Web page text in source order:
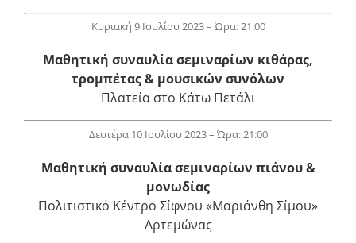
Κυριακή 9 Ιουλίου 2023 – Ώρα: 21:00
Μαθητική συναυλία σεμιναρίων κιθάρας,
τρομπέτας & μουσικών συνόλων
Πλατεία στο Κάτω Πετάλι
Δευτέρα 10 Ιουλίου 2023 – Ώρα: 21:00
Μαθητική συναυλία σεμιναρίων πιάνου &
μονωδίας
Πολιτιστικό Κέντρο Σίφνου «Μαριάνθη Σίμου»
Αρτεμώνας